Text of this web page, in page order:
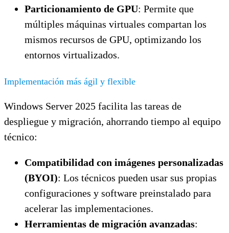
Particionamiento de GPU: Permite que
múltiples máquinas virtuales compartan los
mismos recursos de GPU, optimizando los
entornos virtualizados.
Implementación más ágil y flexible
Windows Server 2025 facilita las tareas de
despliegue y migración, ahorrando tiempo al equipo
técnico:
Compatibilidad con imágenes personalizadas
(BYOI): Los técnicos pueden usar sus propias
configuraciones y software preinstalado para
acelerar las implementaciones.
Herramientas de migración avanzadas: